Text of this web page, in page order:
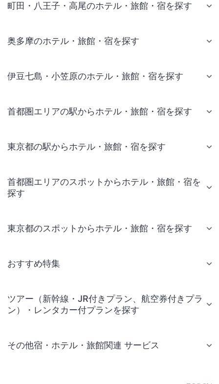
町田・八王子・高尾のホテル・旅館・宿を探す
奥多摩のホテル・旅館・宿を探す
伊豆七島・小笠原のホテル・旅館・宿を探す
首都圏エリアの駅からホテル・旅館・宿を探す
東京都の駅からホテル・旅館・宿を探す
首都圏エリアのスポットからホテル・旅館・宿を
探す
東京都のスポットからホテル・旅館・宿を探す
おすすめ特集
ツアー（新幹線・JR付きプラン、航空券付きプラ
ン）・レンタカー付プランを探す
その他宿・ホテル・旅館関連 サービス